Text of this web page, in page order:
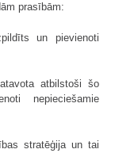
prasībām:
un pievienoti
atbilstoši šo
nepieciešamie
stratēģija un tai